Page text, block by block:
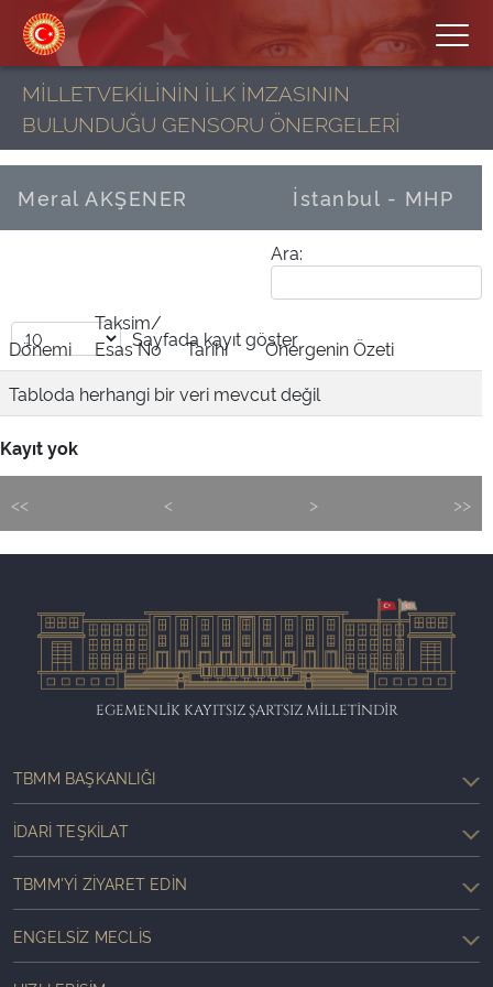
MİLLETVEKİLİNİN İLK İMZASININ
BULUNDUĞU GENSORU ÖNERGELERİ
Meral AKŞENER İstanbul - MHP
Ara:
Sayfada kayıt göster
Dönemi
Taksim/
Esas No
Tarihi
Önergenin Özeti
Tabloda herhangi bir veri mevcut değil
Kayıt yok
<< < > >>
EGEMENLİK KAYITSIZ ŞARTSIZ MİLLETİNDİR
TBMM BAŞKANLIĞI
İDARI TEŞKILAT
TBMM'YI ZIYARET EDIN
ENGELSIZ MECLIS